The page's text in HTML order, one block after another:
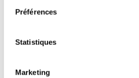
Préférences
Statistiques
Marketing
Jobs
Événements